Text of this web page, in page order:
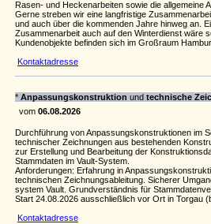
Rasen- und Heckenarbeiten sowie die allgemeine
Gerne streben wir eine langfristige
und auch über die kommenden Jahre hinweg an.
Zusammenarbeit auch auf den Winterdienst wäre
Kundenobjekte befinden sich im Großraum
Kontaktadresse
* Anpas­sungs­kon­struk­tion und tech­ni­sche
vom 06.08.2026
Durch­füh­rung von Anpas­sungs­kon­struk­ti­onen im
tech­ni­scher Zeich­nungen aus beste­henden
zur Erstel­lung und Bear­bei­tung der
Stamm­daten im Vault-System.
Anfor­de­rungen: Erfah­rung in
tech­ni­schen Zeich­nungs­ablei­tung. Sicherer
system Vault. Grund­ver­ständnis für
Start 24.08.2026 ausschließ­lich vor Ort in Torgau
Kontaktadresse